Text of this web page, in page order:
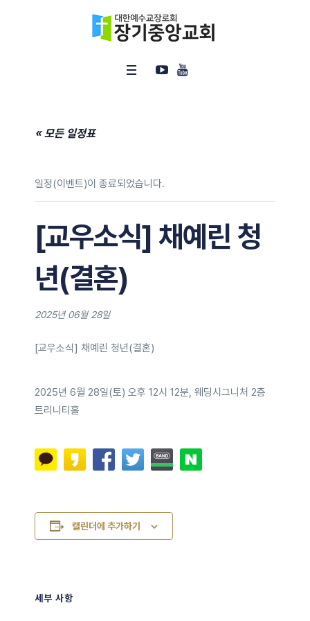
« 모든 일정표
일정(이벤트)이 종료되었습니다.
[교우소식] 채예린 청
년(결혼)
2025년 06월 28일
[교우소식] 채예린 청년(결혼)
2025년 6월 28일(토) 오후 12시 12분, 웨딩시그니처 2층
트리니티홀
캘린더에 추가하기
세부 사항